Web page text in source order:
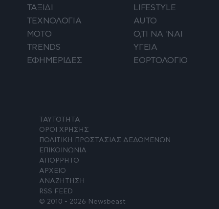
ΤΑΞΙΔΙ
LIFESTYLE
ΤΕΧΝΟΛΟΓΙΑ
AUTO
ΜΟΤΟ
Ο,ΤΙ ΝΑ 'ΝΑΙ
TRENDS
ΥΓΕΙΑ
ΕΦΗΜΕΡΙΔΕΣ
ΕΟΡΤΟΛΟΓΙΟ
ΤΑΥΤΟΤΗΤΑ
ΟΡΟΙ ΧΡΗΣΗΣ
ΠΟΛΙΤΙΚΗ ΠΡΟΣΤΑΣΙΑΣ ΔΕΔΟΜΕΝΩΝ
ΕΠΙΚΟΙΝΩΝΙΑ
ΑΠΟΡΡΗΤΟ
ΑΡΧΕΙΟ
ΑΝΑΖΗΤΗΣΗ
RSS FEED
© 2010 - 2026 Newsbeast